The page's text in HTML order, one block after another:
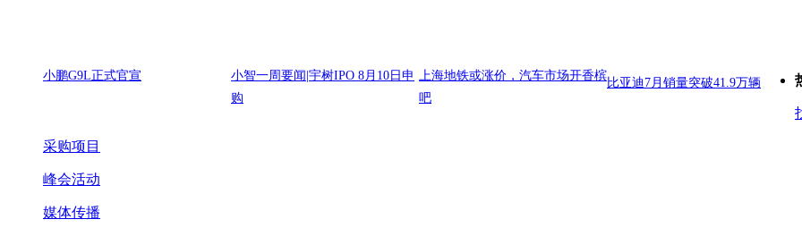
小鹏G9L正式官宣
小智一周要闻|宇树IPO 8月10日申
购
上海地铁或涨价，汽车市场开香槟
吧
比亚迪7月销量突破41.9万辆
采购项目
峰会活动
媒体传播